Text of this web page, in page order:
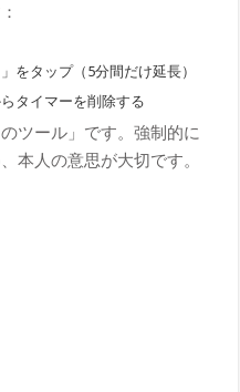
をタップ（5分間だけ延長）
タイマーを削除する
ツール」です。強制的に
本人の意思が大切です。